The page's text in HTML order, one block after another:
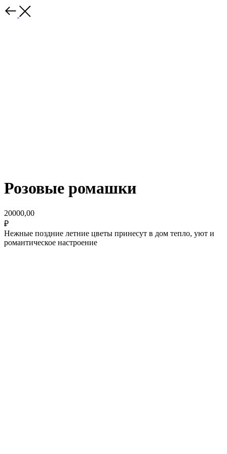
Розовые ромашки
20000,00
₽
Нежные поздние летние цветы принесут в дом тепло, уют и
романтическое настроение